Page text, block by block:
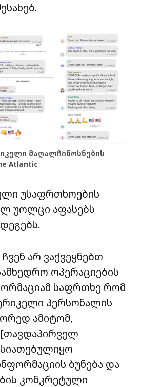
მაღალჩინოსნების
Atlantic
უსაფრთხოების
უოლცი აფასებს
არ ვაქვეყნებთ
ოპერაციების
საფრთხე რომ
პერსონალის
ამიტომ,
ბუნება და
კონკრეტული